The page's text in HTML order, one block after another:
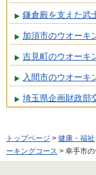
鎌倉殿を支えた武
加須市のウオーキ
吉見町のウオーキ
入間市のウオーキ
埼玉県企画財政部
トップページ > 健康・福祉
ーキングコース > 幸手市